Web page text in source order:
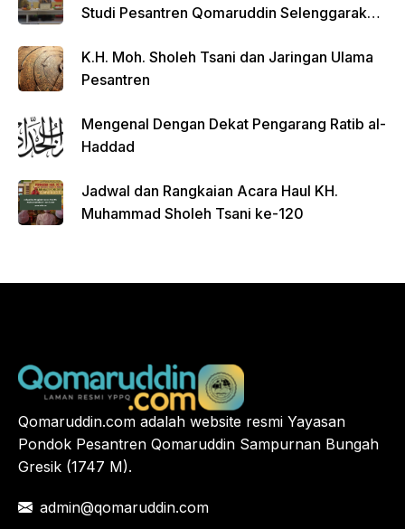
Studi Pesantren Qomaruddin Selenggarakan
K.H. Moh. Sholeh Tsani dan Jaringan Ulama
Pesantren
Mengenal Dengan Dekat Pengarang Ratib al-
Haddad
Jadwal dan Rangkaian Acara Haul KH.
Muhammad Sholeh Tsani ke-120
Qomaruddin.com adalah website resmi Yayasan
Pondok Pesantren Qomaruddin Sampurnan Bungah
Gresik (1747 M).
admin@qomaruddin.com